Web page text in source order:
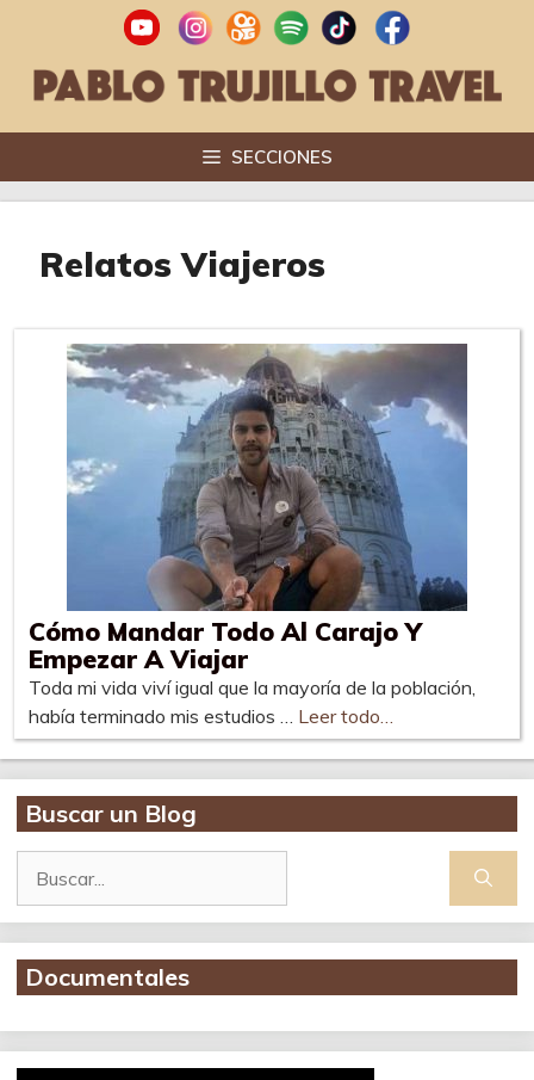
contenido
SECCIONES
Relatos Viajeros
Cómo Mandar Todo Al Carajo Y
Empezar A Viajar
Toda mi vida viví igual que la mayoría de la población,
había terminado mis estudios … Leer todo…
Buscar un Blog
Documentales